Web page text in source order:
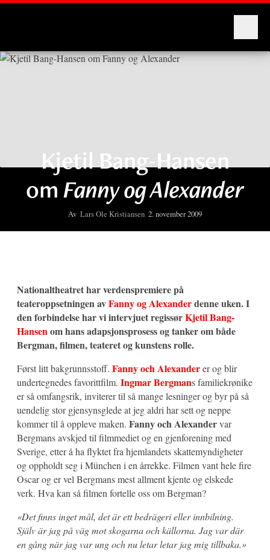
Kjetil Bang-Hansen
omFanny og Alexander
Av Lars Ole Kristiansen 2. november 2009
Nationaltheatret har verdenspremiere på
teateroppsetningen avFanny og Alexanderdenne uken. I
den forbindelse har vi intervjuet regissørKjetil Bang-
Hansenom hans adapsjonsprosess og tanker om både
Bergman, filmen, teateret og kunstens rolle.
Først litt bakgrunnsstoff. Fanny och Alexanderer og blir
undertegnedes favorittfilm. Ingmar Bergmans familiekrønike
er så omfangsrik, inviterer til så mange lesninger og byr på så
uendelig stor gjensynsglede at jeg aldri har sett og neppe
kommer til å oppleve maken. Fanny och Alexandervar
Bergmans avskjed til filmmediet og en gjenforening med
Sverige, etter å ha flyktet fra hjemlandets skattemyndigheter
og oppholdt seg i München i en årrekke. Filmen vant hele fire
Oscar og er vel Bergmans mest allment kjente og elskede
verk. Hva kan så filmen fortelle oss om Bergman?
«Det finns inget mål, det är ett bedrägeri eller innbilning.
Själv är jag på väg mot skogarna och källorna. Jag var där
en gång när jag var ung och nu letar letar jag mig tillbaka.»